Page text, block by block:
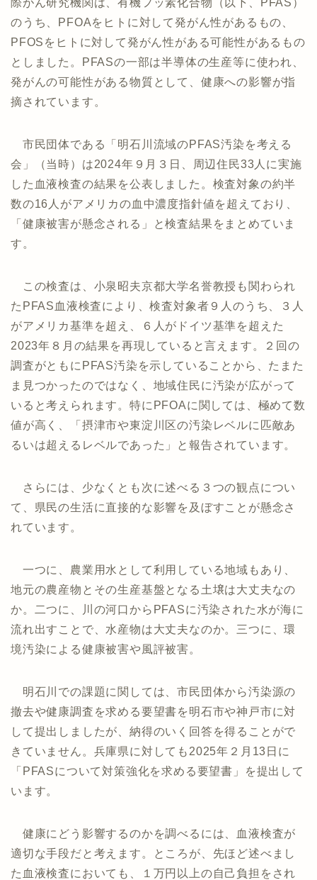
際がん研究機関は、有機フッ素化合物（以下、PFAS）
のうち、PFOAをヒトに対して発がん性があるもの、
PFOSをヒトに対して発がん性がある可能性があるもの
としました。PFASの一部は半導体の生産等に使われ、
発がんの可能性がある物質として、健康への影響が指
摘されています。
市民団体である「明石川流域のPFAS汚染を考える
会」（当時）は2024年９月３日、周辺住民33人に実施
した血液検査の結果を公表しました。検査対象の約半
数の16人がアメリカの血中濃度指針値を超えており、
「健康被害が懸念される」と検査結果をまとめていま
す。
この検査は、小泉昭夫京都大学名誉教授も関わられ
たPFAS血液検査により、検査対象者９人のうち、３人
がアメリカ基準を超え、６人がドイツ基準を超えた
2023年８月の結果を再現していると言えます。２回の
調査がともにPFAS汚染を示していることから、たまた
ま見つかったのではなく、地域住民に汚染が広がって
いると考えられます。特にPFOAに関しては、極めて数
値が高く、「摂津市や東淀川区の汚染レベルに匹敵あ
るいは超えるレベルであった」と報告されています。
さらには、少なくとも次に述べる３つの観点につい
て、県民の生活に直接的な影響を及ぼすことが懸念さ
れています。
一つに、農業用水として利用している地域もあり、
地元の農産物とその生産基盤となる土壌は大丈夫なの
か。二つに、川の河口からPFASに汚染された水が海に
流れ出すことで、水産物は大丈夫なのか。三つに、環
境汚染による健康被害や風評被害。
明石川での課題に関しては、市民団体から汚染源の
撤去や健康調査を求める要望書を明石市や神戸市に対
して提出しましたが、納得のいく回答を得ることがで
きていません。兵庫県に対しても2025年２月13日に
「PFASについて対策強化を求める要望書」を提出して
います。
健康にどう影響するのかを調べるには、血液検査が
適切な手段だと考えます。ところが、先ほど述べまし
た血液検査においても、１万円以上の自己負担をされ